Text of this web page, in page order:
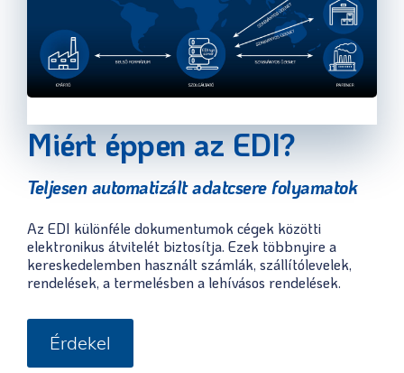
Miért éppen az EDI?
Teljesen automatizált adatcsere folyamatok
Az EDI különféle dokumentumok cégek közötti
elektronikus átvitelét biztosítja. Ezek többnyire a
kereskedelemben használt számlák, szállítólevelek,
rendelések, a termelésben a lehívásos rendelések.
Érdekel